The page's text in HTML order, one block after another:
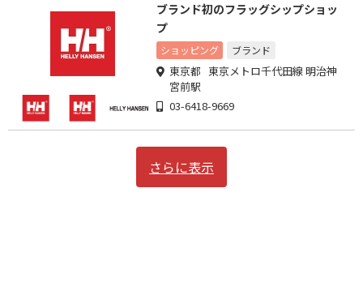
ブランド初のフラッグシップショッ
プ
ショッピング ブランド
東京都 東京メトロ千代田線 明治神
宮前駅
03-6418-9669
さらに表示